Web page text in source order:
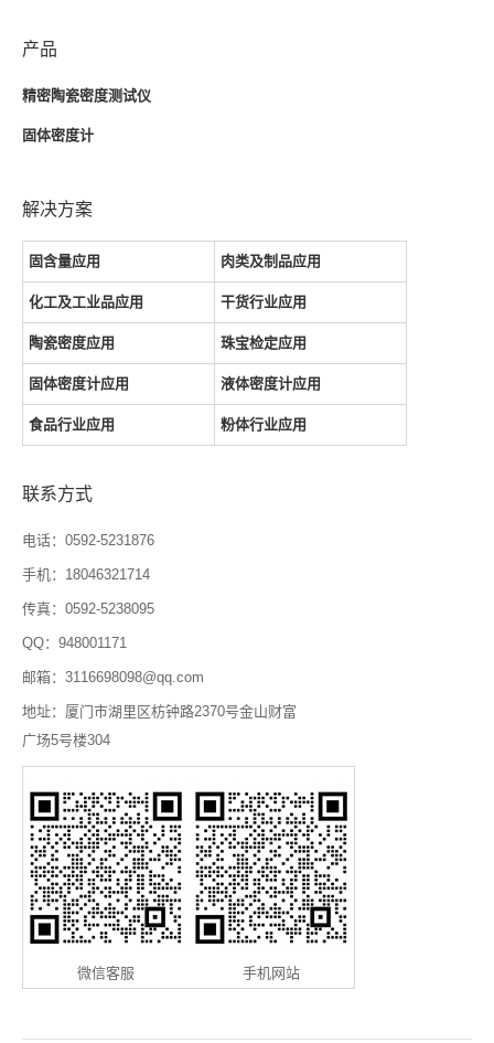
产品
精密陶瓷密度测试仪
固体密度计
解决方案
固含量应用 肉类及制品应用
化工及工业品应用 干货行业应用
陶瓷密度应用 珠宝检定应用
固体密度计应用 液体密度计应用
食品行业应用 粉体行业应用
联系方式
电话：0592-5231876
手机：18046321714
传真：0592-5238095
QQ：948001171
邮箱：3116698098@qq.com
地址：厦门市湖里区枋钟路2370号金山财富
广场5号楼304
微信客服 手机网站